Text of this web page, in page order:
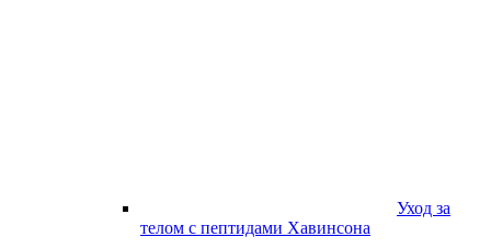
Уход за
телом с пептидами Хавинсона